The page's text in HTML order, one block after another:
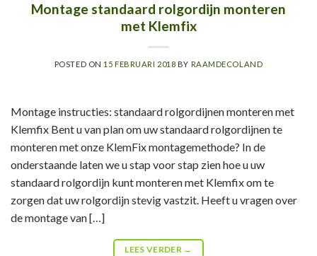
Montage standaard rolgordijn monteren
met Klemfix
POSTED ON 15 FEBRUARI 2018 BY RAAMDECOLAND
Montage instructies: standaard rolgordijnen monteren met
Klemfix Bent u van plan om uw standaard rolgordijnen te
monteren met onze KlemFix montagemethode? In de
onderstaande laten we u stap voor stap zien hoe u uw
standaard rolgordijn kunt monteren met Klemfix om te
zorgen dat uw rolgordijn stevig vastzit. Heeft u vragen over
de montage van […]
LEES VERDER →